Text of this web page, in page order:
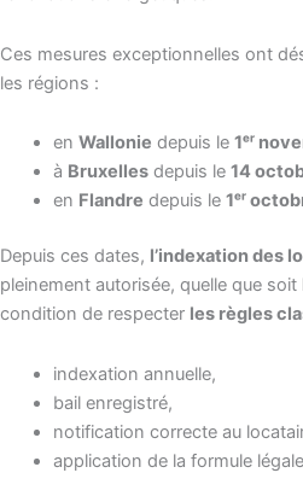
Ces mesures exceptionnelles ont
les régions :
en Wallonie depuis le 1ᵉʳ
à Bruxellesdepuis le 14
en Flandre depuis le 1ᵉʳ
Depuis ces dates, l’indexation des
pleinement autorisée, quelle que soit
condition de respecter les règles
indexation annuelle,
bail enregistré,
notification correcte au
application de la formule